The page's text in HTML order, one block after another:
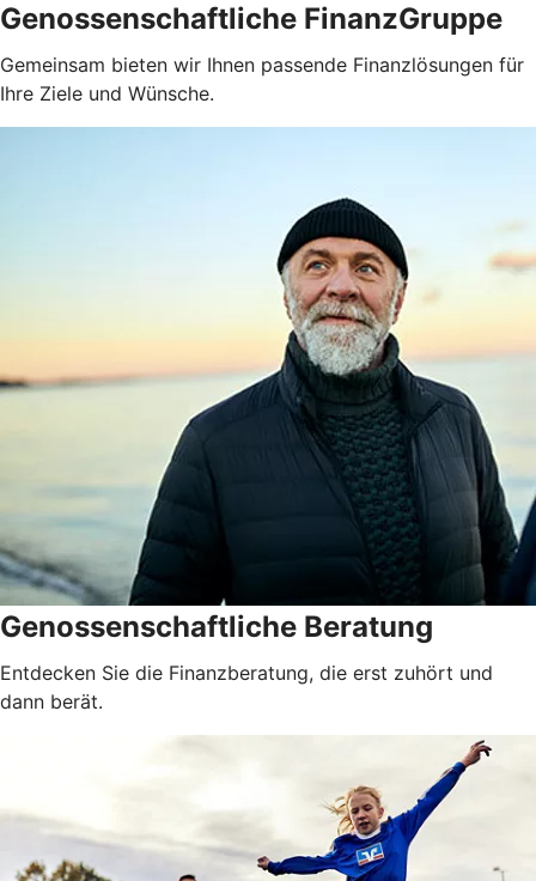
Genossenschaftliche FinanzGruppe
Gemeinsam bieten wir Ihnen passende Finanzlösungen für
Ihre Ziele und Wünsche.
Genossenschaftliche Beratung
Entdecken Sie die Finanzberatung, die erst zuhört und
dann berät.